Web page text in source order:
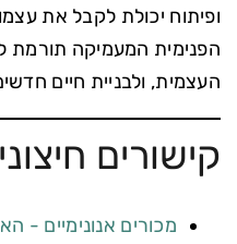
ופיתוח יכולת לקבל את
הפנימית המעמיקה
העצמית, ולבניית חיים
קישורים
מכורים אנונימיים -